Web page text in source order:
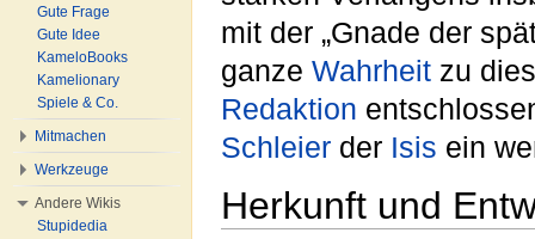
mit der „Gnade der
ganze Wahrheit zu
Redaktion
Schleier der Isis ein
Herkunft und
Gute Frage
Gute Idee
KameloBooks
Kamelionary
Spiele & Co.
Mitmachen
Werkzeuge
Andere Wikis
Stupidedia